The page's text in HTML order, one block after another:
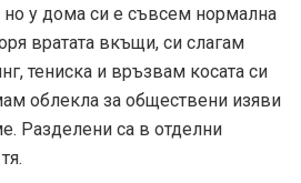
у дома си е съвсем нормална
вратата вкъщи, си слагам
тениска и връзвам косата си
облекла за обществени изяви
Разделени са в отделни